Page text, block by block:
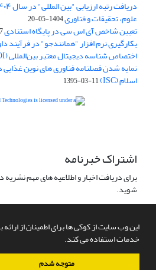
این وب سایت از کوکی ها برای اطمینان از ارائه
خدمات استفاده می کند.
متوجه شدم
علوم، تحقیقات و فناوری1404-05-20
تعیین شاخص آی اس سی در پایگاه استنادی ISC
بکارگیری نرم افزار "همانندجو" در فرآیند
اختصاص شناسه دیجیتال معتبر بین‌المللی (DOI)
نمایه شدن فصلنامه فناوری های نوین غذایی
اسلام (ISC) 1395-03-11
اشتراک خبرنامه
برای دریافت اخبار و اطلاعیه های مهم
شوید.